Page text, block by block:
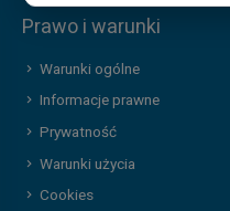
Prawo i warunki
Warunki ogólne
Informacje prawne
Prywatność
Warunki użycia
Cookies